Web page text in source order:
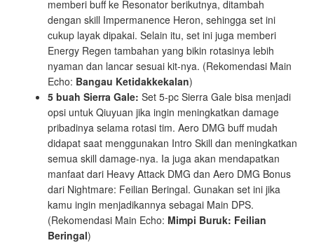
memberi buff ke Resonator berikutnya, ditambah
dengan skill Impermanence Heron, sehingga set ini
cukup layak dipakai. Selain itu, set ini juga memberi
Energy Regen tambahan yang bikin rotasinya lebih
nyaman dan lancar sesuai kit-nya. (Rekomendasi Main
Echo: Bangau Ketidakkekalan)
5 buah Sierra Gale: Set 5-pc Sierra Gale bisa menjadi
opsi untuk Qiuyuan jika ingin meningkatkan damage
pribadinya selama rotasi tim. Aero DMG buff mudah
didapat saat menggunakan Intro Skill dan meningkatkan
semua skill damage-nya. Ia juga akan mendapatkan
manfaat dari Heavy Attack DMG dan Aero DMG Bonus
dari Nightmare: Feilian Beringal. Gunakan set ini jika
kamu ingin menjadikannya sebagai Main DPS.
(Rekomendasi Main Echo: Mimpi Buruk: Feilian
Beringal)